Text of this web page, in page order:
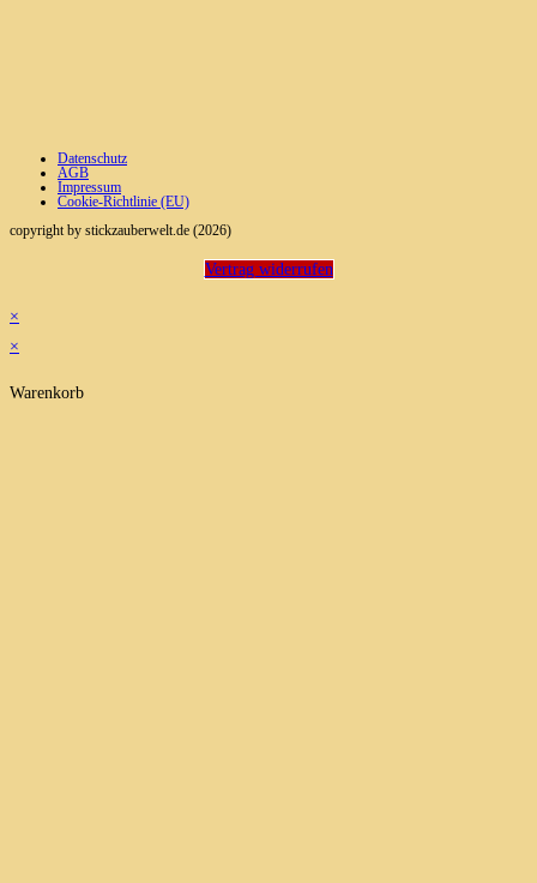
Datenschutz
AGB
Impressum
Cookie-Richtlinie (EU)
copyright by stickzauberwelt.de (2026)
Vertrag widerrufen
×
×
Warenkorb